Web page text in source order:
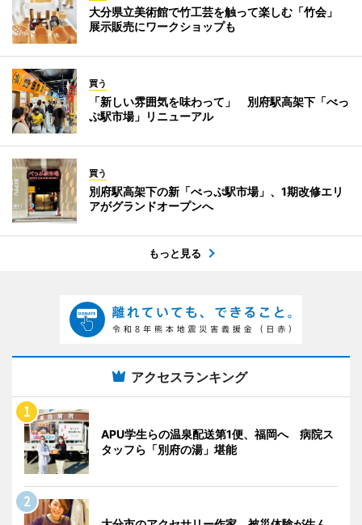
大分県立美術館で竹工芸を触って楽しむ「竹会」
展示販売にワークショップも
買う
「新しい雰囲気を味わって」 別府駅高架下「べっ
ぷ駅市場」リニューアル
買う
別府駅高架下の新「べっぷ駅市場」、1期改修エリ
アがグランドオープンへ
もっと見る
アクセスランキング
APU学生らの温泉配送第1便、福岡へ 病院ス
タッフら「別府の湯」堪能